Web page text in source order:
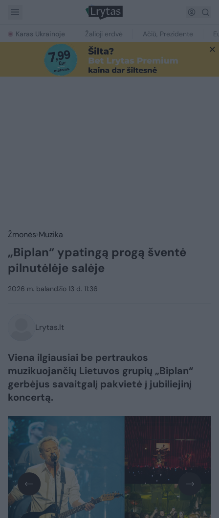
Karas Ukrainoje Žalioji erdvė Ačiū, Prezidente
Žmonės Muzika
„Biplan“ ypatingą progą šventė
pilnutėlėje salėje
2026 m. balandžio 13 d. 11:36
Lrytas.lt
Viena ilgiausiai be pertraukos
muzikuojančių Lietuvos grupių „Biplan“
gerbėjus savaitgalį pakvietė į jubiliejinį
koncertą.